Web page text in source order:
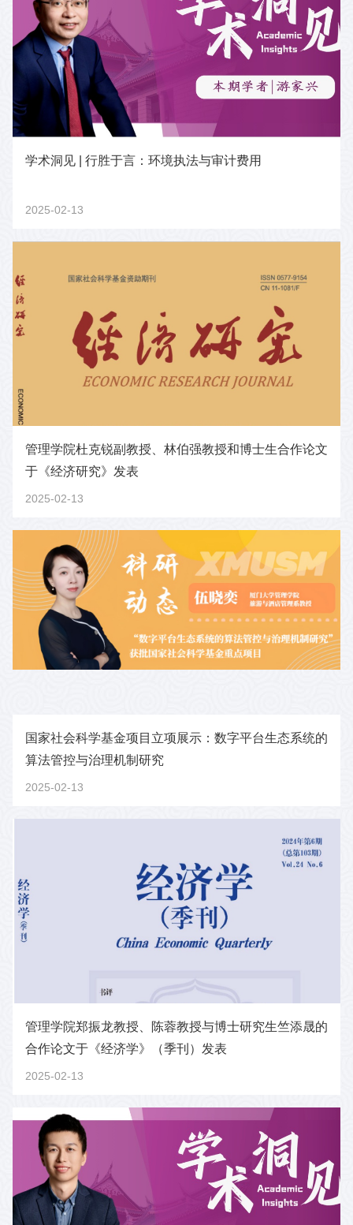
学术洞见 | 行胜于言：环境执法与审计费用
2025-02-13
管理学院杜克锐副教授、林伯强教授和博士生合作论文
于《经济研究》发表
2025-02-13
国家社会科学基金项目立项展示：数字平台生态系统的
算法管控与治理机制研究
2025-02-13
管理学院郑振龙教授、陈蓉教授与博士研究生竺添晟的
合作论文于《经济学》（季刊）发表
2025-02-13